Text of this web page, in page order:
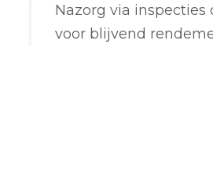
Nazorg via inspecties
voor blijvend